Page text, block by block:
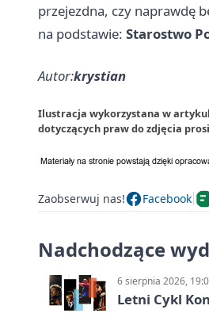
przejezdna, czy naprawdę
na podstawie: Starostwo
Autor:krystian
Ilustracja wykorzystana w
dotyczących praw do zdjęcia
Zaobserwuj nas! Facebook
Nadchodzące
6 sierpnia 2026,
Letni Cykl